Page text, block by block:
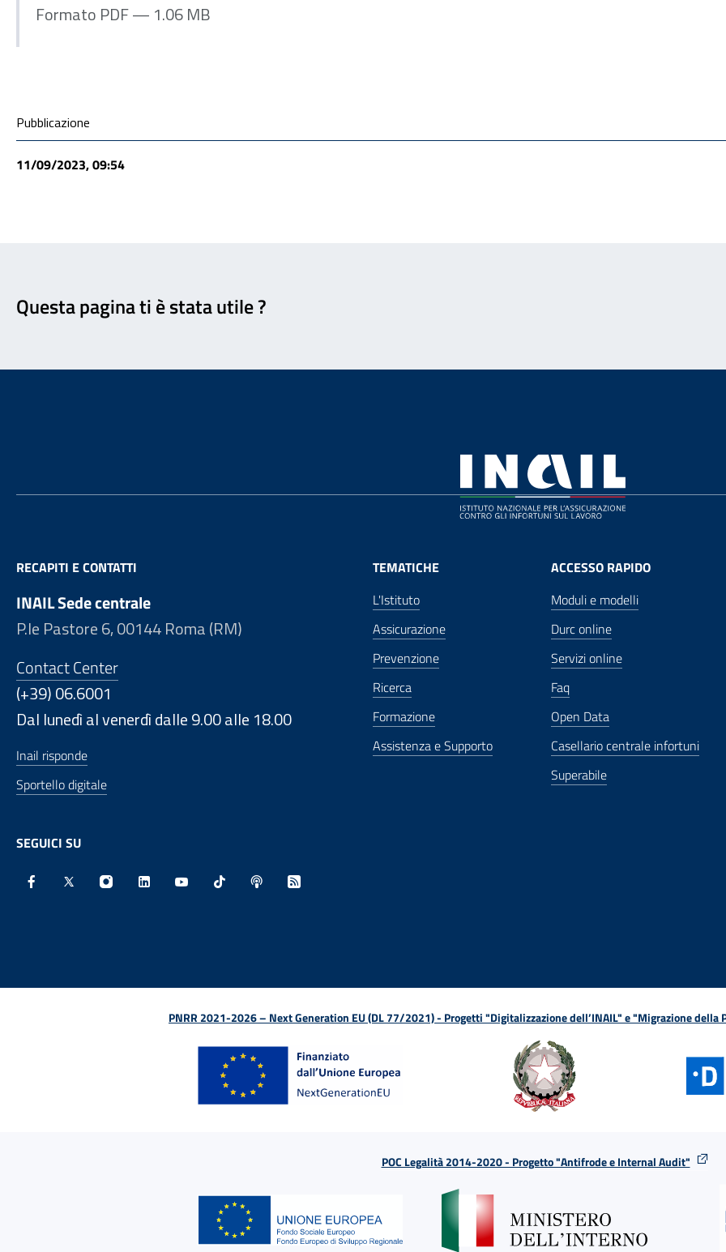
Formato PDF — 1.06 MB
Condivisione social
Pubblicazione
11/09/2023, 09:54
Questa pagina ti è stata utile ?
RECAPITI E CONTATTI
INAIL Sede centrale
P.le Pastore 6, 00144 Roma (RM)
Contact Center
(+39) 06.6001
Dal lunedì al venerdì dalle 9.00 alle 18.00
Inail risponde
Sportello digitale
SEGUICI SU
TEMATICHE
L'Istituto
Assicurazione
Prevenzione
Ricerca
Formazione
Assistenza e Supporto
ACCESSO RAPIDO
Moduli e modelli
Durc online
Servizi online
Faq
Open Data
Casellario centrale infortuni
Superabile
PNRR 2021-2026 – Next Generation EU (DL 77/2021) - Progetti "Digitalizzazione dell’INAIL" e "Migrazione della
POC Legalità 2014-2020 - Progetto "Antifrode e Internal Audit"